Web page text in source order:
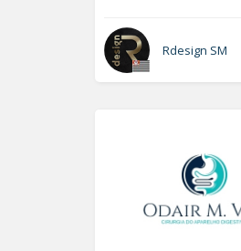
Rdesign SM